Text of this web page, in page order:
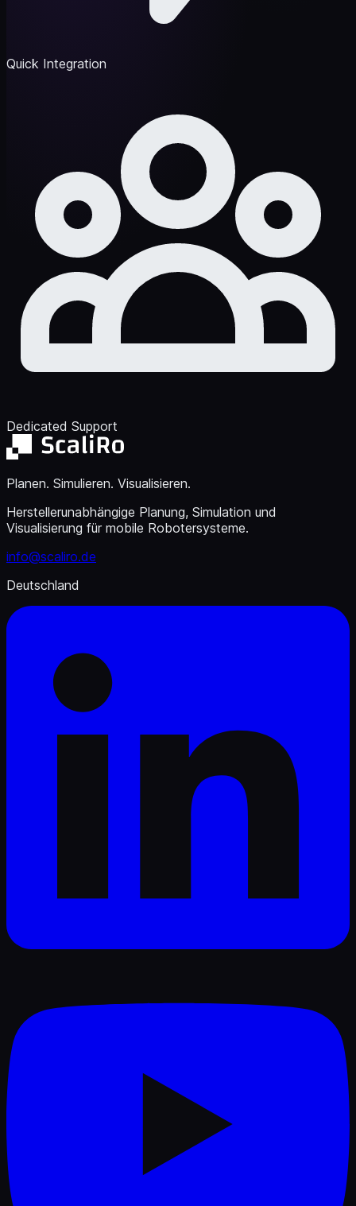
Quick Integration
Dedicated Support
Planen. Simulieren. Visualisieren.
Herstellerunabhängige Planung, Simulation und
Visualisierung für mobile Robotersysteme.
info@scaliro.de
Deutschland